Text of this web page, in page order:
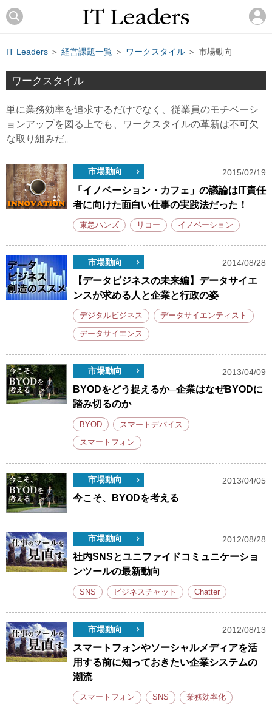
IT Leaders ＞ 経営課題一覧 ＞ ワークスタイル ＞ 市場動向
ワークスタイル
単に業務効率を追求するだけでなく、従業員のモチベーシ
ョンアップを図る上でも、ワークスタイルの革新は不可欠
な取り組みだ。
市場動向 2015/02/19
「イノベーション・カフェ」の議論はIT責任
者に向けた面白い仕事の実践法だった！
東急ハンズ リコー イノベーション
市場動向 2014/08/28
【データビジネスの未来編】データサイエ
ンスが求める人と企業と行政の姿
デジタルビジネス データサイエンティスト
データサイエンス
市場動向 2013/04/09
BYODをどう捉えるか─企業はなぜBYODに
踏み切るのか
BYOD スマートデバイス
スマートフォン
市場動向 2013/04/05
今こそ、BYODを考える
市場動向 2012/08/28
社内SNSとユニファイドコミュニケーショ
ンツールの最新動向
SNS ビジネスチャット Chatter
市場動向 2012/08/13
スマートフォンやソーシャルメディアを活
用する前に知っておきたい企業システムの
潮流
スマートフォン SNS 業務効率化